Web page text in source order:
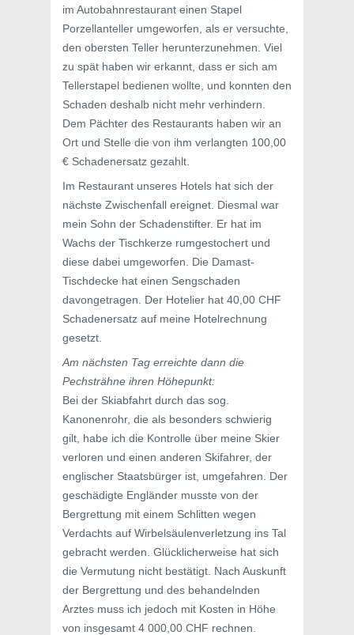
im Autobahnrestaurant einen Stapel
Porzellanteller umgeworfen, als er versuchte,
den obersten Teller herunterzunehmen. Viel
zu spät haben wir erkannt, dass er sich am
Tellerstapel bedienen wollte, und konnten den
Schaden deshalb nicht mehr verhindern.
Dem Pächter des Restaurants haben wir an
Ort und Stelle die von ihm verlangten 100,00
€ Schadenersatz gezahlt.
Im Restaurant unseres Hotels hat sich der
nächste Zwischenfall ereignet. Diesmal war
mein Sohn der Schadenstifter. Er hat im
Wachs der Tischkerze rumgestochert und
diese dabei umgeworfen. Die Damast-
Tischdecke hat einen Sengschaden
davongetragen. Der Hotelier hat 40,00 CHF
Schadenersatz auf meine Hotelrechnung
gesetzt.
Am nächsten Tag erreichte dann die
Pechsträhne ihren Höhepunkt:
Bei der Skiabfahrt durch das sog.
Kanonenrohr, die als besonders schwierig
gilt, habe ich die Kontrolle über meine Skier
verloren und einen anderen Skifahrer, der
englischer Staatsbürger ist, umgefahren. Der
geschädigte Engländer musste von der
Bergrettung mit einem Schlitten wegen
Verdachts auf Wirbelsäulenverletzung ins Tal
gebracht werden. Glücklicherweise hat sich
die Vermutung nicht bestätigt. Nach Auskunft
der Bergrettung und des behandelnden
Arztes muss ich jedoch mit Kosten in Höhe
von insgesamt 4 000,00 CHF rechnen.